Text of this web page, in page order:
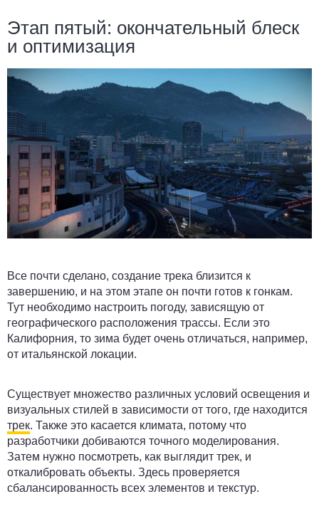
Этап пятый: окончательный блеск
и оптимизация
Все почти сделано, создание трека близится к
завершению, и на этом этапе он почти готов к гонкам.
Тут необходимо настроить погоду, зависящую от
географического расположения трассы. Если это
Калифорния, то зима будет очень отличаться, например,
от итальянской локации.
Существует множество различных условий освещения и
визуальных стилей в зависимости от того, где находится
трек. Также это касается климата, потому что
разработчики добиваются точного моделирования.
Затем нужно посмотреть, как выглядит трек, и
откалибровать объекты. Здесь проверяется
сбалансированность всех элементов и текстур.